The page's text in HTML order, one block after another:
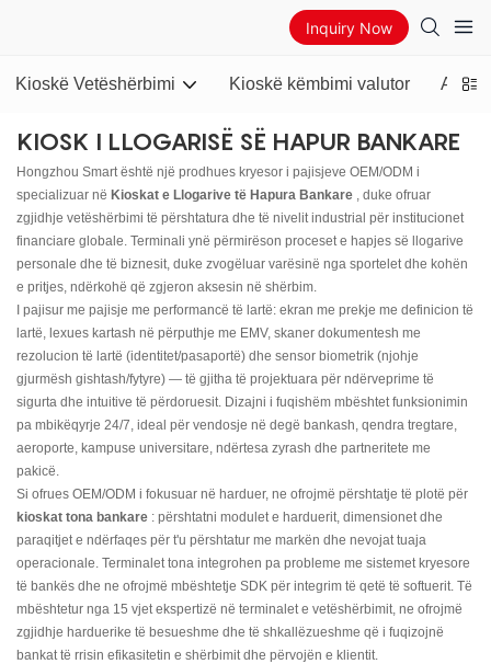
Inquiry Now
Kioskë Vetëshërbimi Kioskë këmbimi valutor ATM
KIOSK I LLOGARISË SË HAPUR BANKARE
Hongzhou Smart është një prodhues kryesor i pajisjeve OEM/ODM i
specializuar në Kioskat e Llogarive të Hapura Bankare , duke ofruar
zgjidhje vetëshërbimi të përshtatura dhe të nivelit industrial për institucionet
financiare globale. Terminali ynë përmirëson proceset e hapjes së llogarive
personale dhe të biznesit, duke zvogëluar varësinë nga sportelet dhe kohën
e pritjes, ndërkohë që zgjeron aksesin në shërbim.
I pajisur me pajisje me performancë të lartë: ekran me prekje me definicion të
lartë, lexues kartash në përputhje me EMV, skaner dokumentesh me
rezolucion të lartë (identitet/pasaportë) dhe sensor biometrik (njohje
gjurmësh gishtash/fytyre) — të gjitha të projektuara për ndërveprime të
sigurta dhe intuitive të përdoruesit. Dizajni i fuqishëm mbështet funksionimin
pa mbikëqyrje 24/7, ideal për vendosje në degë bankash, qendra tregtare,
aeroporte, kampuse universitare, ndërtesa zyrash dhe partneritete me
pakicë.
Si ofrues OEM/ODM i fokusuar në harduer, ne ofrojmë përshtatje të plotë për
kioskat tona bankare : përshtatni modulet e harduerit, dimensionet dhe
paraqitjet e ndërfaqes për t'u përshtatur me markën dhe nevojat tuaja
operacionale. Terminalet tona integrohen pa probleme me sistemet kryesore
të bankës dhe ne ofrojmë mbështetje SDK për integrim të qetë të softuerit. Të
mbështetur nga 15 vjet ekspertizë në terminalet e vetëshërbimit, ne ofrojmë
zgjidhje harduerike të besueshme dhe të shkallëzueshme që i fuqizojnë
bankat të rrisin efikasitetin e shërbimit dhe përvojën e klientit.